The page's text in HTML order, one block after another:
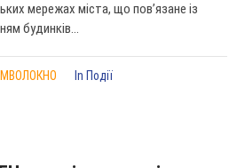
мережах міста, що пов’язане із
будинків...
In Події